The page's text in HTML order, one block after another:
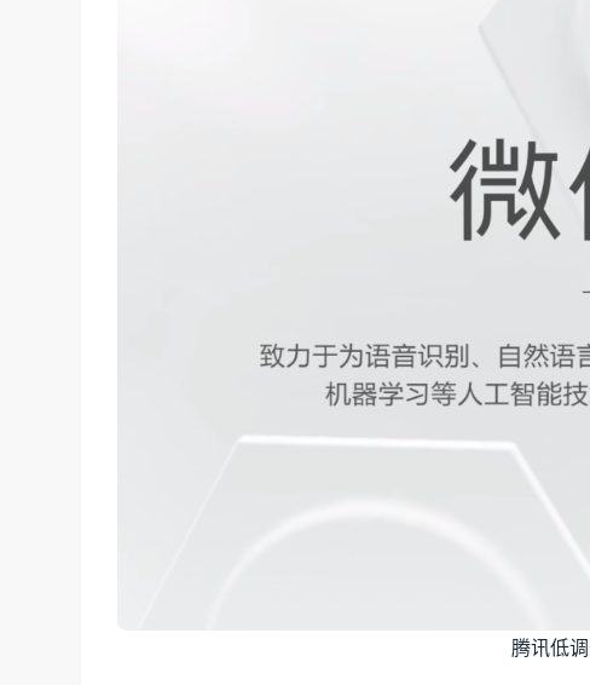
腾讯低